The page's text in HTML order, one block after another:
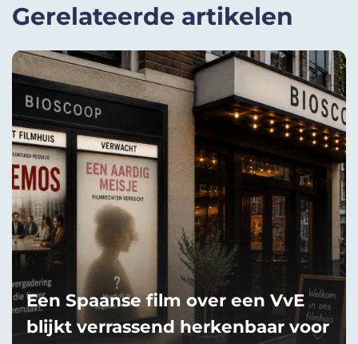
Gerelateerde artikelen
Een Spaanse film over een VvE
blijkt verrassend herkenbaar voor